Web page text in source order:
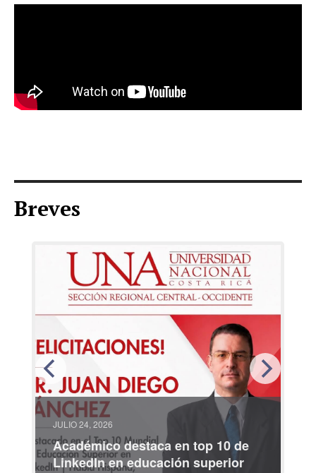
Breves
en top 10 de
superior
JULIO 08, 2026
Participe en coloquio
internacional sobre
iberoamericanas